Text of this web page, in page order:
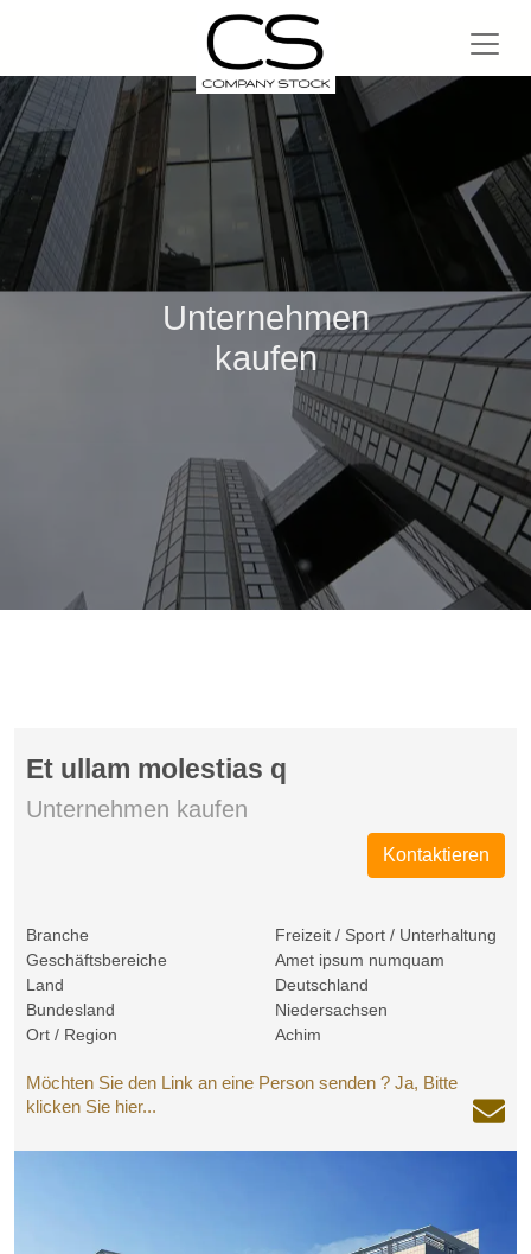
Unternehmen
kaufen
Et ullam molestias q
Unternehmen kaufen
Kontaktieren
Branche
Freizeit / Sport / Unterhaltung
Geschäftsbereiche
Amet ipsum numquam
Land
Deutschland
Bundesland
Niedersachsen
Ort / Region
Achim
Möchten Sie den Link an eine Person senden ? Ja, Bitte
klicken Sie hier...